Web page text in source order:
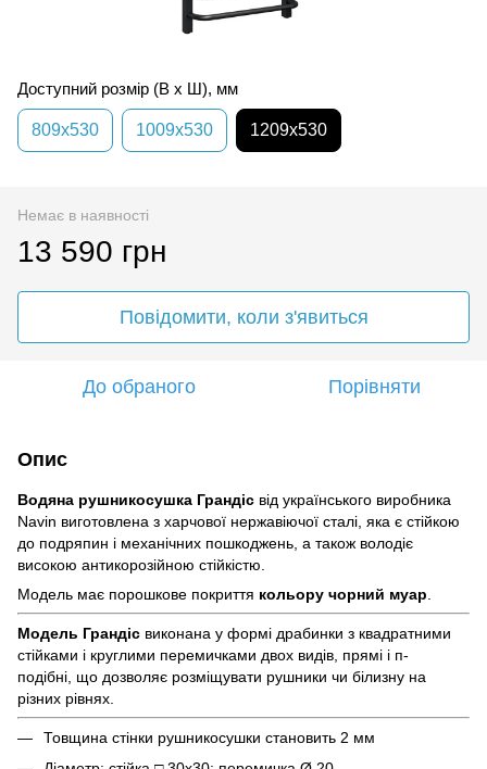
Доступний розмір (В x Ш), мм
809х530 1009х530 1209x530
Немає в наявності
13 590 грн
Повідомити, коли з'явиться
До обраного Порівняти
Опис
Водяна рушникосушка Грандіс від українського виробника
Navin виготовлена з харчової нержавіючої сталі, яка є стійкою
до подряпин і механічних пошкоджень, а також володіє
високою антикорозійною стійкістю.
Модель має порошкове покриття кольору чорний муар
Модель Грандіс виконана у формі драбинки з квадратними
стійками і круглими перемичками двох видів, прямі і п-
подібні, що дозволяє розміщувати рушники чи білизну на
різних рівнях.
Товщина стінки рушникосушки становить 2 мм